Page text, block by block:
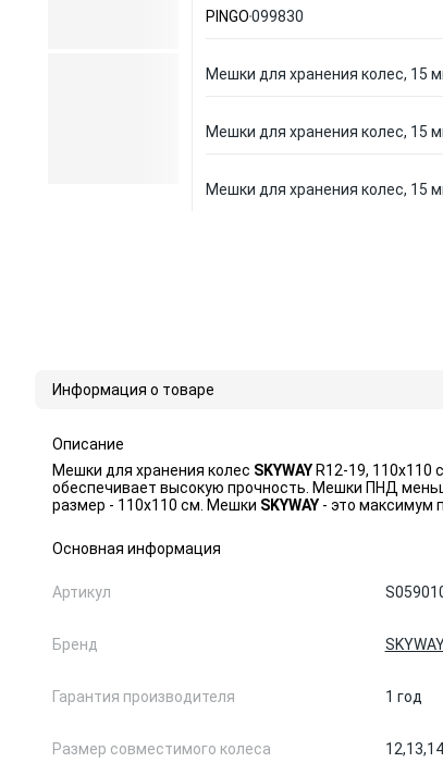
PINGO099830
Мешки для хранения колес, 15
Мешки для хранения колес, 15
Мешки для хранения колес, 15
Информация о товаре
Описание
Мешки для хранения колес SKYWAY R12-19, 110х110
обеспечивает высокую прочность. Мешки ПНД
размер - 110х110 см. Мешки SKYWAY - это максимум
Основная информация
Артикул
Бренд
Гарантия производителя 1 год
Размер совместимого колеса 12,13,